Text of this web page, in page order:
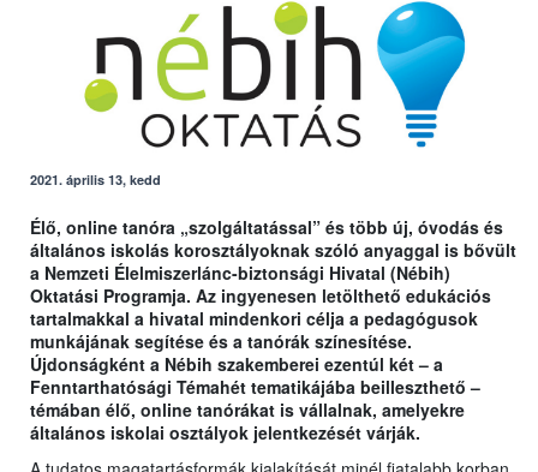
2021. április 13, kedd
Élő, online tanóra „szolgáltatással” és több új, óvodás és
általános iskolás korosztályoknak szóló anyaggal is bővült
a Nemzeti Élelmiszerlánc-biztonsági Hivatal (Nébih)
Oktatási Programja. Az ingyenesen letölthető edukációs
tartalmakkal a hivatal mindenkori célja a pedagógusok
munkájának segítése és a tanórák színesítése.
Újdonságként a Nébih szakemberei ezentúl két – a
Fenntarthatósági Témahét tematikájába beilleszthető –
témában élő, online tanórákat is vállalnak, amelyekre
általános iskolai osztályok jelentkezését várják.